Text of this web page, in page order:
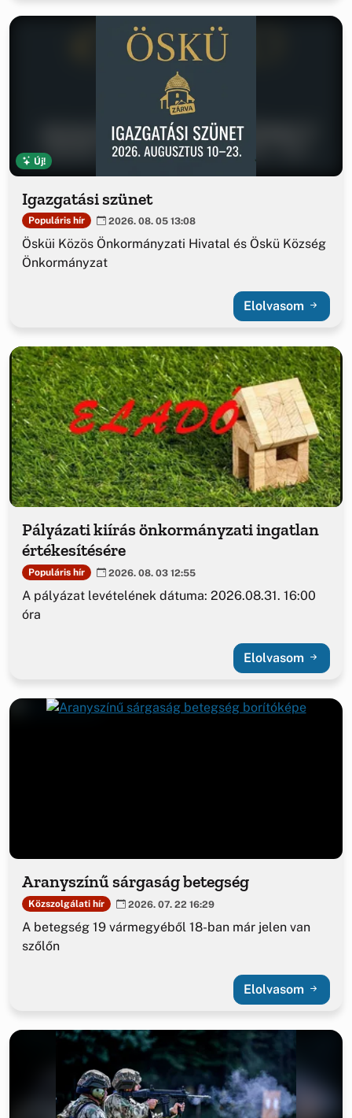
Új!
Igazgatási szünet
Populáris hír 2026. 08. 05 13:08
Ösküi Közös Önkormányzati Hivatal és Öskü Község
Önkormányzat
Elolvasom
Pályázati kiírás önkormányzati ingatlan
értékesítésére
Populáris hír 2026. 08. 03 12:55
A pályázat levételének dátuma: 2026.08.31. 16:00
óra
Elolvasom
Aranyszínű sárgaság betegség
Közszolgálati hír 2026. 07. 22 16:29
A betegség 19 vármegyéből 18-ban már jelen van
szőlőn
Elolvasom